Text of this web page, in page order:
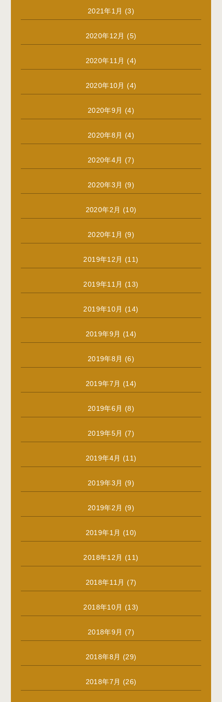
2021年1月 (3)
2020年12月 (5)
2020年11月 (4)
2020年10月 (4)
2020年9月 (4)
2020年8月 (4)
2020年4月 (7)
2020年3月 (9)
2020年2月 (10)
2020年1月 (9)
2019年12月 (11)
2019年11月 (13)
2019年10月 (14)
2019年9月 (14)
2019年8月 (6)
2019年7月 (14)
2019年6月 (8)
2019年5月 (7)
2019年4月 (11)
2019年3月 (9)
2019年2月 (9)
2019年1月 (10)
2018年12月 (11)
2018年11月 (7)
2018年10月 (13)
2018年9月 (7)
2018年8月 (29)
2018年7月 (26)